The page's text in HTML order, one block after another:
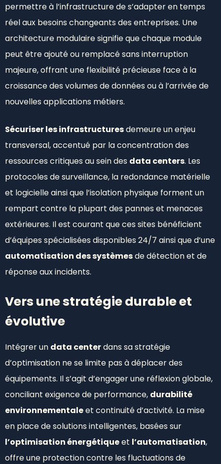
permettre à l’infrastructure de s’adapter en temps
réel aux besoins changeants des entreprises. Une
architecture modulaire signifie que chaque module
peut être ajouté ou remplacé sans interruption
majeure, offrant une flexibilité précieuse face à la
croissance des volumes de données ou à l’arrivée de
nouvelles applications métiers.
Sécuriser les infrastructuresdemeure un enjeu
transversal, accentué par la concentration des
ressources critiques au sein des data centers. Les
protocoles de surveillance, la redondance matérielle
et logicielle ainsi que l’isolation physique forment un
rempart contre la plupart des pannes et menaces
extérieures. Il est courant que ces sites bénéficient
d’équipes spécialisées disponibles 24/7 ainsi que d’une
automatisation des systèmesde détection et de
réponse aux incidents.
Vers une stratégie durable et
évolutive
Intégrer un data centerdans sa stratégie
d’optimisation ne se limite pas à déplacer des
équipements. Il s’agit d’engager une réflexion globale,
conciliant exigence de performance, durabilité
environnementaleet continuité d’activité. La mise
en place de solutions intelligentes, basées sur
l’optimisation énergétiqueet l’automatisation,
offre une protection contre les fluctuations de